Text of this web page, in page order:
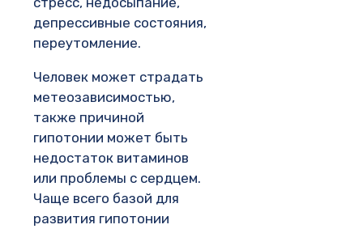
депрессивные состояния,
переутомление.
Человек может страдать
метеозависимостью,
также причиной
гипотонии может быть
недостаток витаминов
или проблемы с сердцем.
Чаще всего базой для
развития гипотонии